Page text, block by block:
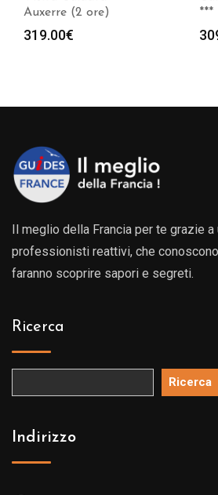
Auxerre (2 ore)
319.00€
***
Il meglio della Francia per te grazie a
professionisti reattivi, che
faranno scoprire sapori e segreti.
Ricerca
Ricerca
Indirizzo